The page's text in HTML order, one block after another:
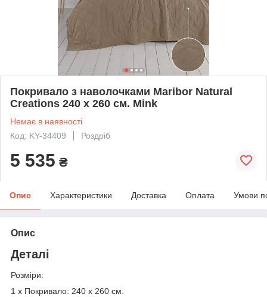
Покривало з наволочками Maribor Natural
Creations 240 х 260 см. Mink
Немає в наявності
Код: KY-34409
Роздріб
5 535 ₴
Опис Характеристики Доставка Оплата Умови
Опис
Деталі
Розміри:
1 х Покривало: 240 х 260 см.